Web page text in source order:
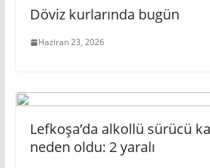
Döviz kurlarında bugün
Haziran 23, 2026
Lefkoşa’da alkollü sürücü
neden oldu: 2 yaralı